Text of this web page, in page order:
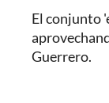
El conjunto
Guerrero.